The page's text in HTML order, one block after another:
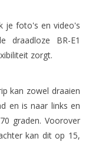
je foto's en video's
draadloze BR-E1
zorgt.
kan zowel draaien
en is naar links en
graden. Voorover
kan dit op 15,